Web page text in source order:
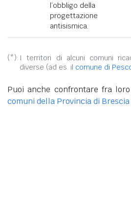
l’obbligo della
progettazione
antisismica.
(*): I territori di alcuni comuni
diverse (ad es. il comune di
Puoi anche confrontare fra
comuni della Provincia di Brescia